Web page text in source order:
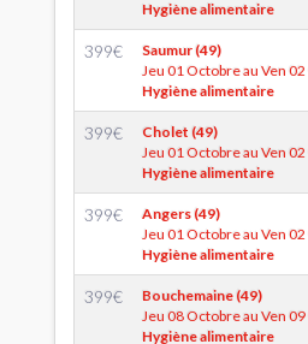
Hygiène alimentaire
399€
Saumur (49)
Jeu 01 Octobre au Ven
Hygiène alimentaire
399€
Cholet (49)
Jeu 01 Octobre au Ven
Hygiène alimentaire
399€
Angers (49)
Jeu 01 Octobre au Ven
Hygiène alimentaire
399€
Bouchemaine (49)
Jeu 08 Octobre au Ven
Hygiène alimentaire